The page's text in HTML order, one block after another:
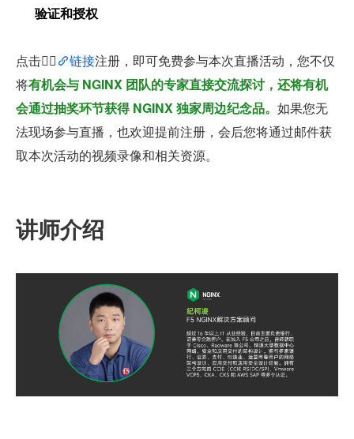
验证和授权
点击👉🏻 链接注册，即可免费参与本次直播活动，您不仅
将有机会与 NGINX 团队的专家直接交流探讨，还将有机
会通过抽奖环节获得 NGINX 独家周边纪念品。 如果您无
法现场参与直播，也欢迎提前注册，会后您将通过邮件获
取本次活动的视频录像和相关资源。
讲师介绍